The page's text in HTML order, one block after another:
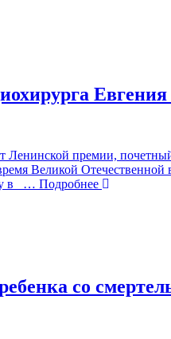
премии,
Великой
в
… Подробнее
со